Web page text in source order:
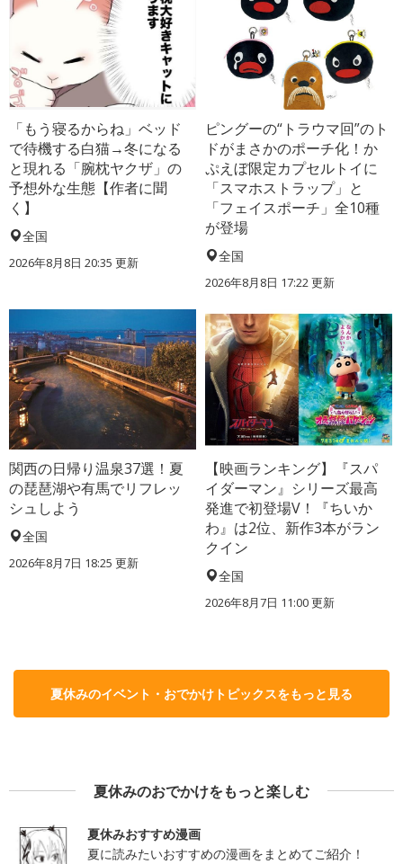
「もう寝るからね」ベッド
で待機する白猫→冬になる
と現れる「腕枕ヤクザ」の
予想外な生態【作者に聞
く】
全国
2026年8月8日 20:35 更新
ピングーの“トラウマ回”のト
ドがまさかのポーチ化！か
ぷえぼ限定カプセルトイに
「スマホストラップ」と
「フェイスポーチ」全10種
が登場
全国
2026年8月8日 17:22更新
関西の日帰り温泉37選！夏
の琵琶湖や有馬でリフレッ
シュしよう
全国
2026年8月7日 18:25 更新
【映画ランキング】『スパ
イダーマン』シリーズ最高
発進で初登場V！『ちいか
わ』は2位、新作3本がラン
クイン
全国
2026年8月7日 11:00更新
夏休みのイベント・おでかけトピックスをもっと見る
夏休みのおでかけをもっと楽しむ
夏休みおすすめ漫画
夏に読みたいおすすめの漫画をまとめてご紹介！